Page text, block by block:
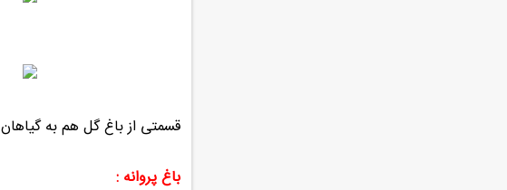
قسمتی از باغ گل هم به
باغ پروانه :